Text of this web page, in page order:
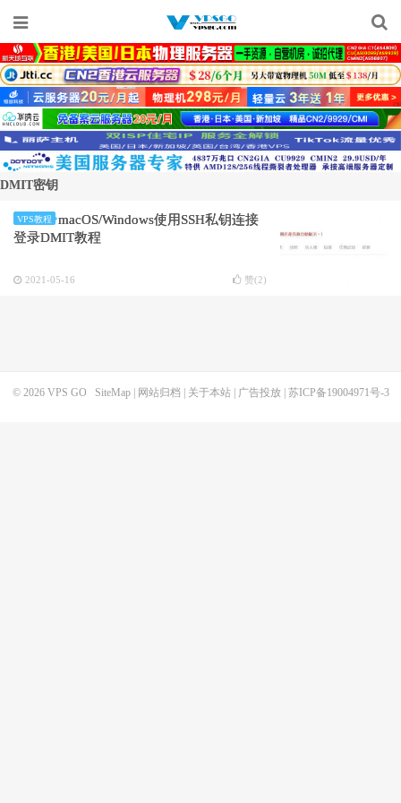
DMIT密钥
VPS教程
macOS/Windows使用SSH私钥连接
登录DMIT教程
2021-05-16 赞(2)
© 2026 VPS GO SiteMap| 网站归档 关于本站| 广告投放| 苏ICP备19004971号-3